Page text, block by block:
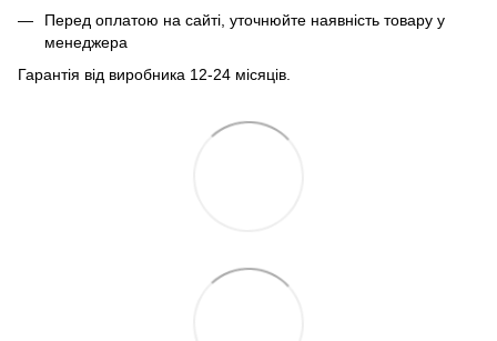
Перед оплатою на сайті, уточнюйте наявність товару у
менеджера
Гарантія від виробника 12-24 місяців.